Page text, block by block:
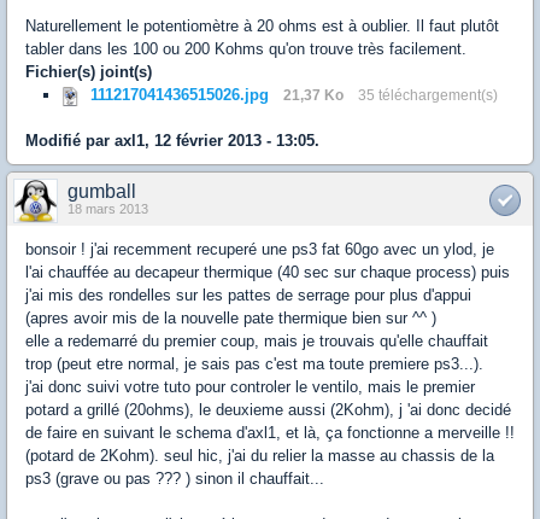
Naturellement le potentiomètre à 20 ohms est à oublier. Il faut plutôt
tabler dans les 100 ou 200 Kohms qu'on trouve très facilement.
Fichier(s) joint(s)
111217041436515026.jpg
21,37 Ko 35 téléchargement(s)
Modifié par axl1, 12 février 2013 - 13:05.
gumball
18 mars 2013
bonsoir ! j'ai recemment recuperé une ps3 fat 60go avec un ylod, je
l'ai chauffée au decapeur thermique (40 sec sur chaque process) puis
j'ai mis des rondelles sur les pattes de serrage pour plus d'appui
(apres avoir mis de la nouvelle pate thermique bien sur ^^ )
elle a redemarré du premier coup, mais je trouvais qu'elle chauffait
trop (peut etre normal, je sais pas c'est ma toute premiere ps3...).
j'ai donc suivi votre tuto pour controler le ventilo, mais le premier
potard a grillé (20ohms), le deuxieme aussi (2Kohm), j 'ai donc decidé
de faire en suivant le schema d'axl1, et là, ça fonctionne a merveille !!
(potard de 2Kohm). seul hic, j'ai du relier la masse au chassis de la
ps3 (grave ou pas ??? ) sinon il chauffait...